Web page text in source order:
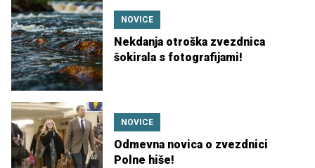
NOVICE
Nekdanja otroška zvezdnica
šokirala s fotografijami!
NOVICE
Odmevna novica o zvezdnici
Polne hiše!